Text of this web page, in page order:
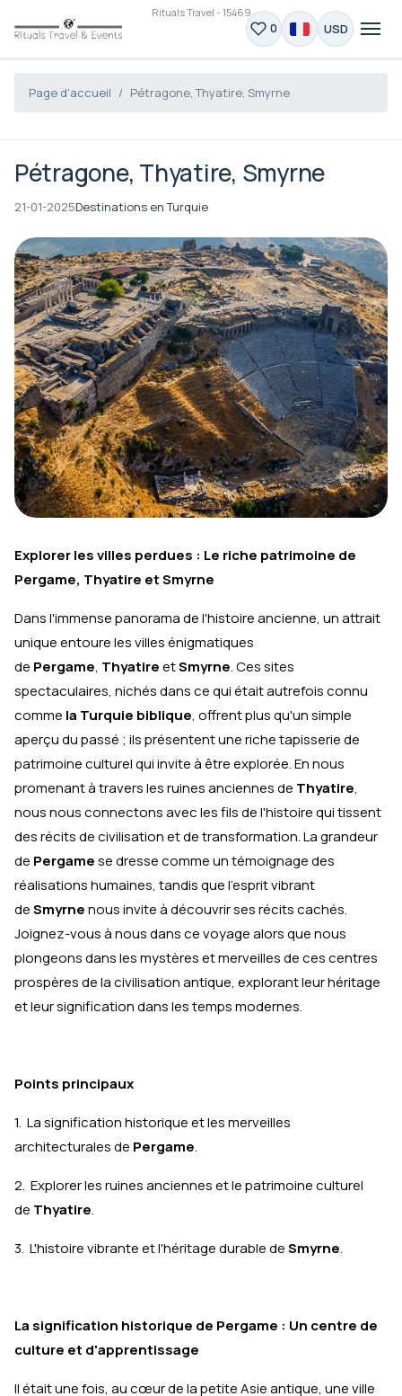
Rituals Travel - 15469
0 USD
Page d'accueil Pétragone, Thyatire, Smyrne
Pétragone, Thyatire, Smyrne
21-01-2025Destinations en Turquie
Explorer les villes perdues : Le riche patrimoine de
Pergame, Thyatire et Smyrne
Dans l'immense panorama de l'histoire ancienne, un attrait
unique entoure les villes énigmatiques
de Pergame, ThyatireetSmyrne. Ces sites
spectaculaires, nichés dans ce qui était autrefois connu
comme la Turquie biblique, offrent plus qu'un simple
aperçu du passé ; ils présentent une riche tapisserie de
patrimoine culturel qui invite à être explorée. En nous
promenant à travers les ruines anciennes de Thyatire,
nous nous connectons avec les fils de l'histoire qui tissent
des récits de civilisation et de transformation. La grandeur
de Pergamese dresse comme un témoignage des
réalisations humaines, tandis que l'esprit vibrant
deSmyrnenous invite à découvrir ses récits cachés.
Joignez-vous à nous dans ce voyage alors que nous
plongeons dans les mystères et merveilles de ces centres
prospères de la civilisation antique, explorant leur héritage
et leur signification dans les temps modernes.
Points principaux
1. La signification historique et les merveilles
architecturales de Pergame.
2. Explorer les ruines anciennes et le patrimoine culturel
de Thyatire.
3. L'histoire vibrante et l'héritage durable deSmyrne.
La signification historique de Pergame : Un centre de
culture et d'apprentissage
Il était une fois, au cœur de la petite Asie antique, une ville